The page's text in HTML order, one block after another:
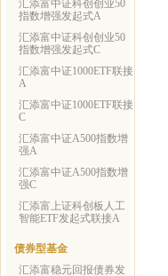
汇添富中证科创创业50
指数增强发起式A
汇添富中证科创创业50
指数增强发起式C
汇添富中证1000ETF联接
A
汇添富中证1000ETF联接
C
汇添富中证A500指数增
强A
汇添富中证A500指数增
强C
汇添富上证科创板人工
智能ETF发起式联接A
债券型基金
汇添富稳元回报债券发